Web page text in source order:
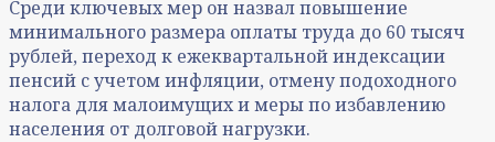
Среди ключевых мер он назвал повышение
минимального размера оплаты труда до 60 тысяч
рублей, переход к ежеквартальной индексации
пенсий с учетом инфляции, отмену подоходного
налога для малоимущих и меры по избавлению
населения от долговой нагрузки.